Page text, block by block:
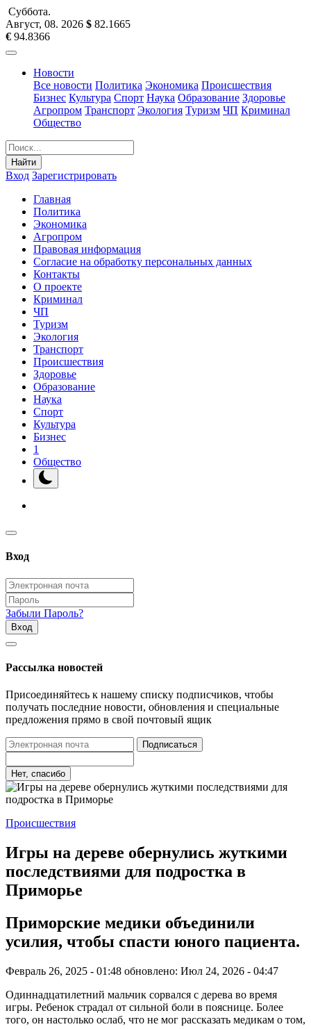
Суббота.
Август, 08. 2026 $ 82.1665
€ 94.8366
Новости
Все новости Политика Экономика Происшествия
Бизнес Культура Спорт Наука Образование Здоровье
Агропром Транспорт Экология Туризм ЧП Криминал
Общество
Найти
Вход Зарегистрировать
Главная
Политика
Экономика
Агропром
Правовая информация
Согласие на обработку персональных данных
Контакты
О проекте
Криминал
ЧП
Туризм
Экология
Транспорт
Происшествия
Здоровье
Образование
Наука
Спорт
Культура
Бизнес
1
Общество
Вход
Забыли Пароль?
Вход
Рассылка новостей
Присоединяйтесь к нашему списку подписчиков, чтобы
получать последние новости, обновления и специальные
предложения прямо в свой почтовый ящик
Подписаться
Нет, спасибо
Происшествия
Игры на дереве обернулись жуткими
последствиями для подростка в
Приморье
Приморские медики объединили
усилия, чтобы спасти юного пациента.
Февраль 26, 2025 - 01:48 обновлено: Июл 24, 2026 - 04:47
Одиннадцатилетний мальчик сорвался с дерева во время
игры. Ребенок страдал от сильной боли в пояснице. Более
того, он настолько ослаб, что не мог рассказать медикам о том,